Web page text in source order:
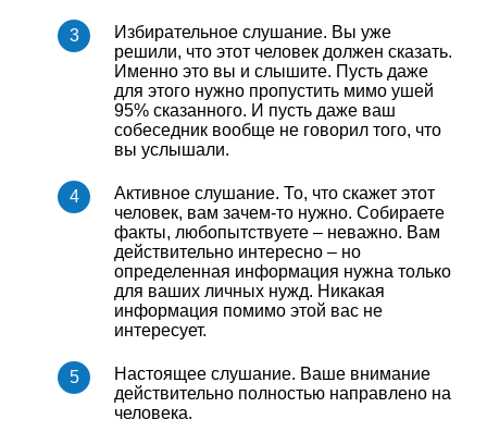
Избирательное слушание. Вы уже
решили, что этот человек должен сказать.
Именно это вы и слышите. Пусть даже
для этого нужно пропустить мимо ушей
95% сказанного. И пусть даже ваш
собеседник вообще не говорил того, что
вы услышали.
Активное слушание. То, что скажет этот
человек, вам зачем-то нужно. Собираете
факты, любопытствуете – неважно. Вам
действительно интересно – но
определенная информация нужна только
для ваших личных нужд. Никакая
информация помимо этой вас не
интересует.
Настоящее слушание. Ваше внимание
действительно полностью направлено на
человека.